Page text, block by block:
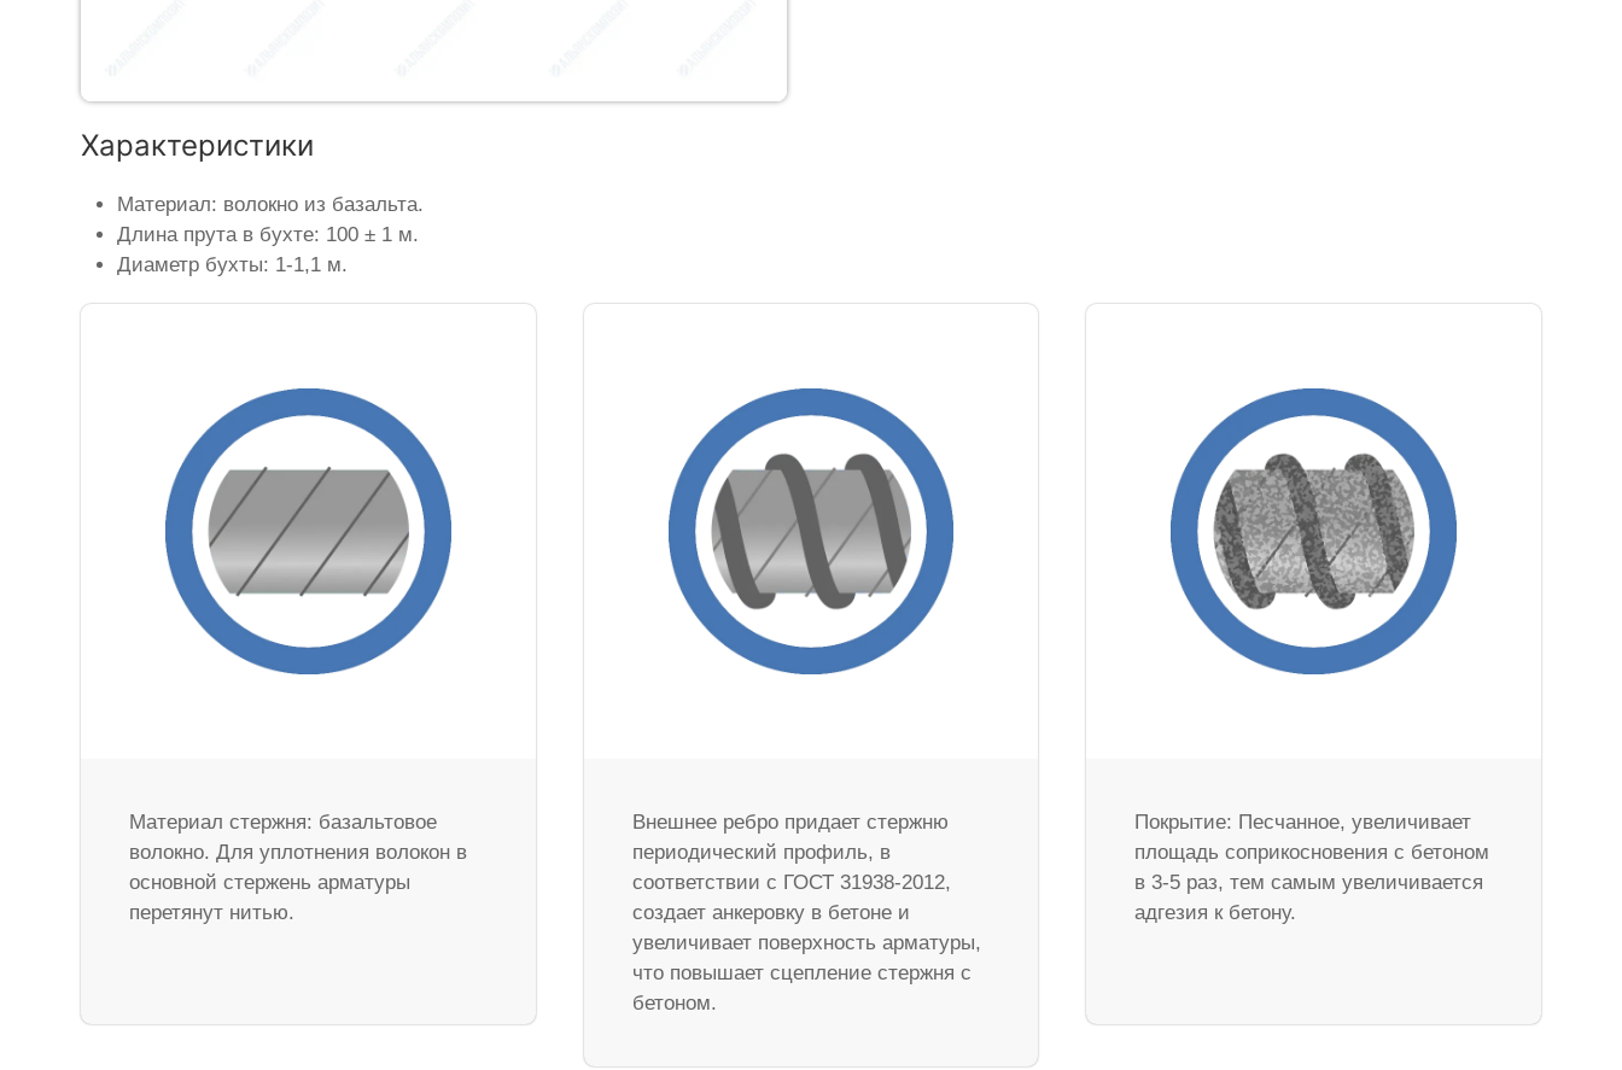
Характеристики
Материал: волокно из базальта.
Длина прута в бухте: 100 ± 1 м.
Диаметр бухты: 1-1,1 м.
Материал стержня: базальтовое
волокно. Для уплотнения волокон в
основной стержень арматуры
перетянут нитью.
Внешнее ребро придает стержню
периодический профиль, в
соответствии с ГОСТ 31938-2012,
создает анкеровку в бетоне и
увеличивает поверхность арматуры,
что повышает сцепление стержня с
бетоном.
Покрытие: Песчанное, увеличивает
площадь соприкосновения с бетоном
в 3-5 раз, тем самым увеличивается
адгезия к бетону.